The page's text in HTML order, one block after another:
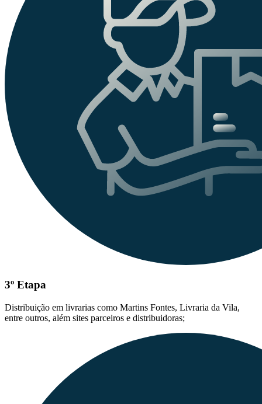
3º Etapa
Distribuição em livrarias como Martins Fontes, Livraria da Vila,
entre outros, além sites parceiros e distribuidoras;